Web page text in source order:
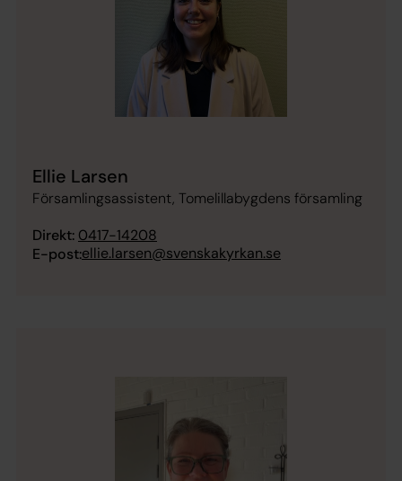
Ellie Larsen
Församlingsassistent, Tomelillabygdens församling
Direkt: 0417-14208
E-post:ellie.larsen@svenskakyrkan.se